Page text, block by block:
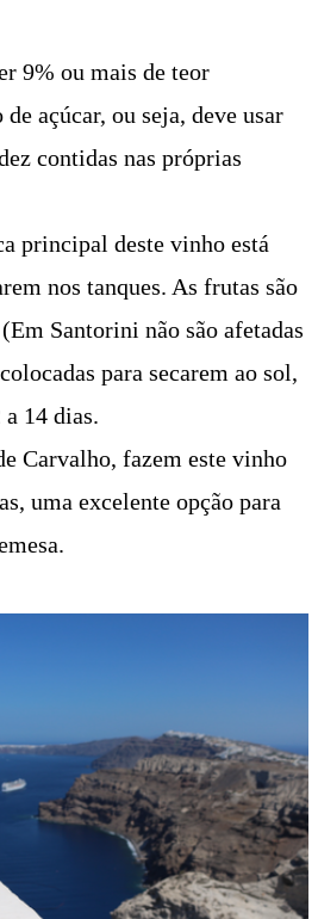
9% ou mais de teor
açúcar, ou seja, deve usar
contidas nas próprias
principal deste vinho está
nos tanques. As frutas são
Santorini não são afetadas
para secarem ao sol,
14 dias.
Carvalho, fazem este vinho
uma excelente opção para